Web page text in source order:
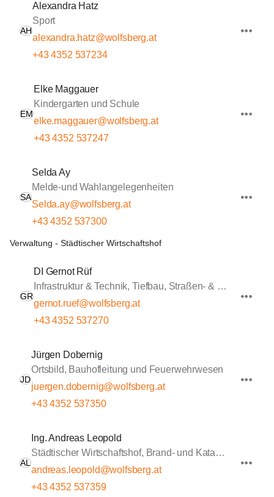
AH
Alexandra Hatz
Sport
alexandra.hatz@wolfsberg.at
+43 4352 537234
EM
Elke Maggauer
Kindergarten und Schule
elke.maggauer@wolfsberg.at
+43 4352 537247
SA
Selda Ay
Melde-und Wahlangelegenheiten
Selda.ay@wolfsberg.at
+43 4352 537300
Verwaltung - Städtischer Wirtschaftshof
GR
DI Gernot Rüf
Infrastruktur & Technik, Tiefbau, Straßen- & Wasserbau
gernot.ruef@wolfsberg.at
+43 4352 537270
JD
Jürgen Dobernig
Ortsbild, Bauhofleitung und Feuerwehrwesen
juergen.dobernig@wolfsberg.at
+43 4352 537350
AL
Ing. Andreas Leopold
Städtischer Wirtschaftshof, Brand- und Katastrophenschutz, Sportstätten
andreas.leopold@wolfsberg.at
+43 4352 537359